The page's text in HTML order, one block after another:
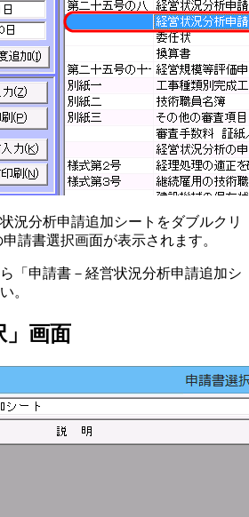
況分析申請追加シートをダブルクリ
請書選択画面が表示されます。
「申請書－経営状況分析申請追加シ
。
」画面